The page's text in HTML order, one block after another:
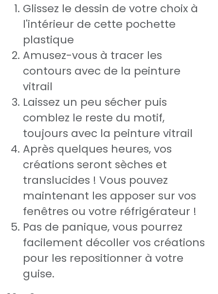
Glissez le dessin de votre choix à
l'intérieur de cette pochette
plastique
Amusez-vous à tracer les
contours avec de la peinture
vitrail
Laissez un peu sécher puis
comblez le reste du motif,
toujours avec la peinture vitrail
Après quelques heures, vos
créations seront sèches et
translucides ! Vous pouvez
maintenant les apposer sur vos
fenêtres ou votre réfrigérateur !
Pas de panique, vous pourrez
facilement décoller vos créations
pour les repositionner à votre
guise.